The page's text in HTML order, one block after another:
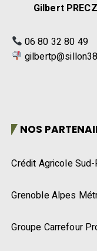
Gilbert PRECZ
06 80 32 80 49
NOS
Crédit Agricole
Grenoble Alpes
Groupe Carrefour